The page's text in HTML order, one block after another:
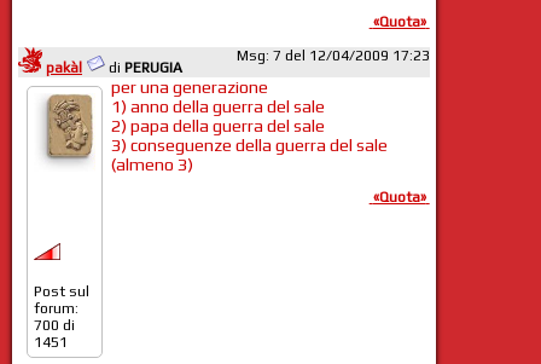
«Quota»
pakàl di PERUGIA
Msg: 7 del 12/04/2009 17:23
Post sul
forum:
700 di
1451
per una generazione
1) anno della guerra del sale
2) papa della guerra del sale
3) conseguenze della guerra del sale
(almeno 3)
«Quota»